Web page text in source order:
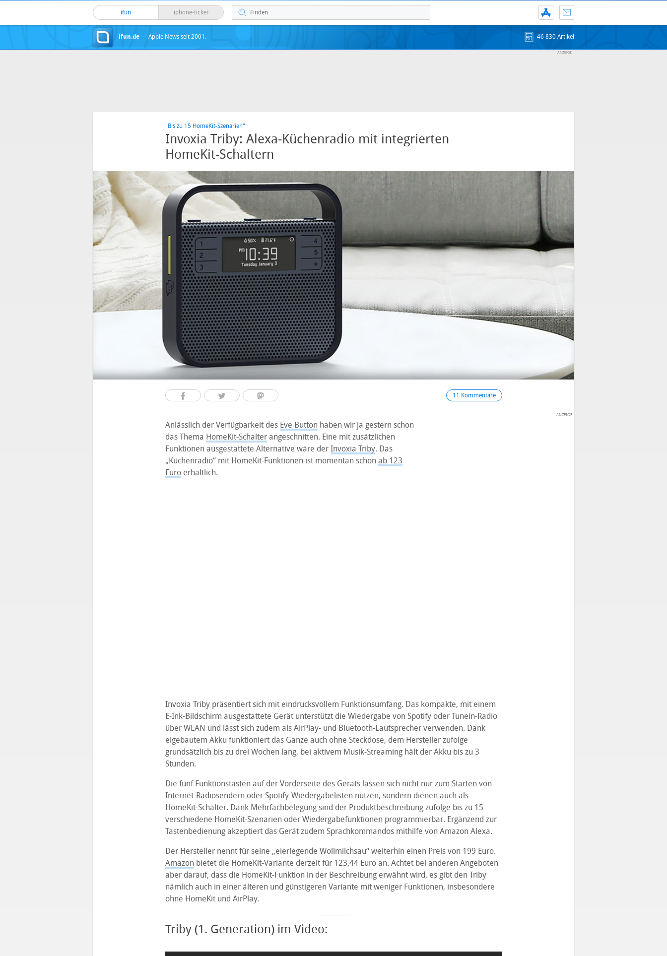
ifun iphone-ticker
ifun.de — Apple News seit 2001. 46 830 Artikel
"Bis zu 15 HomeKit-Szenarien"
Invoxia Triby: Alexa-Küchenradio mit integrierten
HomeKit-Schaltern
11 Kommentare
Anlässlich der Verfügbarkeit des Eve Buttonhaben wir ja gestern schon
das Thema HomeKit-Schalterangeschnitten. Eine mit zusätzlichen
Funktionen ausgestattete Alternative wäre der Invoxia Triby. Das
„Küchenradio“ mit HomeKit-Funktionen ist momentan schon ab 123
Euroerhältlich.
Invoxia Triby präsentiert sich mit eindrucksvollem Funktionsumfang. Das kompakte, mit einem
E-Ink-Bildschirm ausgestattete Gerät unterstützt die Wiedergabe von Spotify oder Tunein-Radio
über WLAN und lässt sich zudem als AirPlay- und Bluetooth-Lautsprecher verwenden. Dank
eigebautem Akku funktioniert das Ganze auch ohne Steckdose, dem Hersteller zufolge
grundsätzlich bis zu drei Wochen lang, bei aktivem Musik-Streaming hält der Akku bis zu 3
Stunden.
Die fünf Funktionstasten auf der Vorderseite des Geräts lassen sich nicht nur zum Starten von
Internet-Radiosendern oder Spotify-Wiedergabelisten nutzen, sondern dienen auch als
HomeKit-Schalter. Dank Mehrfachbelegung sind der Produktbeschreibung zufolge bis zu 15
verschiedene HomeKit-Szenarien oder Wiedergabefunktionen programmierbar. Ergänzend zur
Tastenbedienung akzeptiert das Gerät zudem Sprachkommandos mithilfe von Amazon Alexa.
Der Hersteller nennt für seine „eierlegende Wollmilchsau“ weiterhin einen Preis von 199 Euro.
Amazonbietet die HomeKit-Variante derzeit für 123,44 Euro an. Achtet bei anderen Angeboten
aber darauf, dass die HomeKit-Funktion in der Beschreibung erwähnt wird, es gibt den Triby
nämlich auch in einer älteren und günstigeren Variante mit weniger Funktionen, insbesondere
ohne HomeKit und AirPlay.
Triby (1. Generation) im Video: